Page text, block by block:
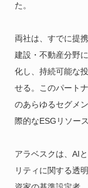
た。
両社は、すでに提
建設・不動産分野
化し、持続可能な
せる。このパート
のあらゆるセグメ
際的なESGリソー
アラベスクは、AI
リティに関する透